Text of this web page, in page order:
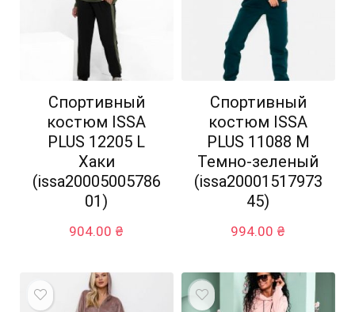
Спортивный
костюм ISSA
PLUS 12205 L
Хаки
(issa20005005786
01)
904.00 ₴
Спортивный
костюм ISSA
PLUS 11088 M
Темно-зеленый
(issa20001517973
45)
994.00 ₴